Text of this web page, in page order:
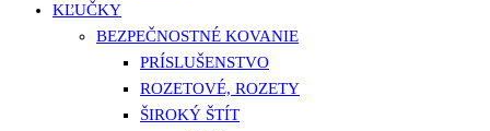
KĽUČKY
BEZPEČNOSTNÉ KOVANIE
PRÍSLUŠENSTVO
ROZETOVÉ, ROZETY
ŠIROKÝ ŠTÍT